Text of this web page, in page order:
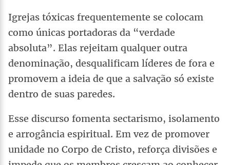
Igrejas tóxicas frequentemente se colocam
como únicas portadoras da “verdade
absoluta”. Elas rejeitam qualquer outra
denominação, desqualificam líderes de fora e
promovem a ideia de que a salvação só existe
dentro de suas paredes.
Esse discurso fomenta sectarismo, isolamento
e arrogância espiritual. Em vez de promover
unidade no Corpo de Cristo, reforça divisões e